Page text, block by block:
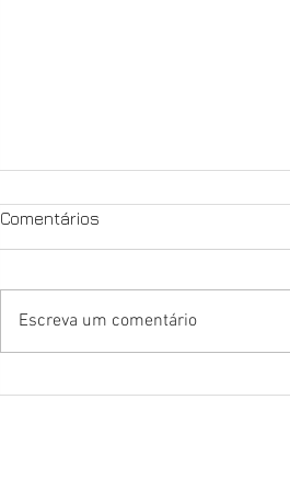
Comentários
Escreva um comentário